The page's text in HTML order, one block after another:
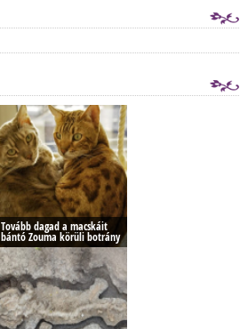
Tovább dagad a macskáit
bántó Zouma körüli botrány